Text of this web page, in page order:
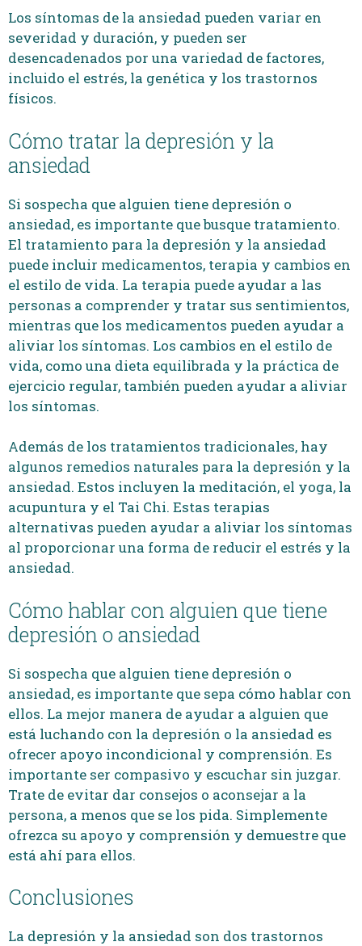
Los síntomas de la ansiedad pueden variar en
severidad y duración, y pueden ser
desencadenados por una variedad de factores,
incluido el estrés, la genética y los trastornos
físicos.
Cómo tratar la depresión y la
ansiedad
Si sospecha que alguien tiene depresión o
ansiedad, es importante que busque tratamiento.
El tratamiento para la depresión y la ansiedad
puede incluir medicamentos, terapia y cambios en
el estilo de vida. La terapia puede ayudar a las
personas a comprender y tratar sus sentimientos,
mientras que los medicamentos pueden ayudar a
aliviar los síntomas. Los cambios en el estilo de
vida, como una dieta equilibrada y la práctica de
ejercicio regular, también pueden ayudar a aliviar
los síntomas.
Además de los tratamientos tradicionales, hay
algunos remedios naturales para la depresión y la
ansiedad. Estos incluyen la meditación, el yoga, la
acupuntura y el Tai Chi. Estas terapias
alternativas pueden ayudar a aliviar los síntomas
al proporcionar una forma de reducir el estrés y la
ansiedad.
Cómo hablar con alguien que tiene
depresión o ansiedad
Si sospecha que alguien tiene depresión o
ansiedad, es importante que sepa cómo hablar con
ellos. La mejor manera de ayudar a alguien que
está luchando con la depresión o la ansiedad es
ofrecer apoyo incondicional y comprensión. Es
importante ser compasivo y escuchar sin juzgar.
Trate de evitar dar consejos o aconsejar a la
persona, a menos que se los pida. Simplemente
ofrezca su apoyo y comprensión y demuestre que
está ahí para ellos.
Conclusiones
La depresión y la ansiedad son dos trastornos